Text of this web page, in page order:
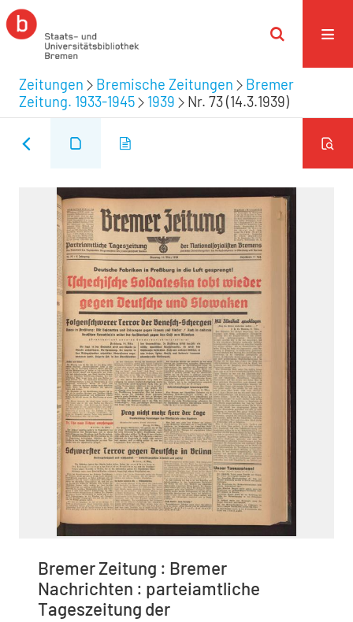
Zeitungen Bremische Zeitungen
Bremer
Zeitung. 1933-1945
1939 Nr. 73 (14.3.1939)
Bremer Zeitung : Bremer
Nachrichten : parteiamtliche
Tageszeitung der